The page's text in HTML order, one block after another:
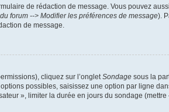
de rédaction de message. Vous pouvez
forum --> Modifier les préférences de message).
de message.
cliquez sur l’onglet Sondage sous la
possibles, saisissez une option par ligne
», limiter la durée en jours du sondage (mettre